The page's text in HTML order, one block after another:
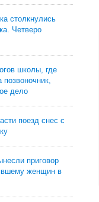
столкнулись
Четверо
школы, где
дело
поезд снес с
приговор
женщин в